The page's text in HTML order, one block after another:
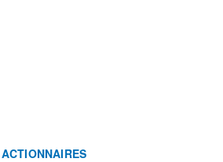
ACTIONNAIRES